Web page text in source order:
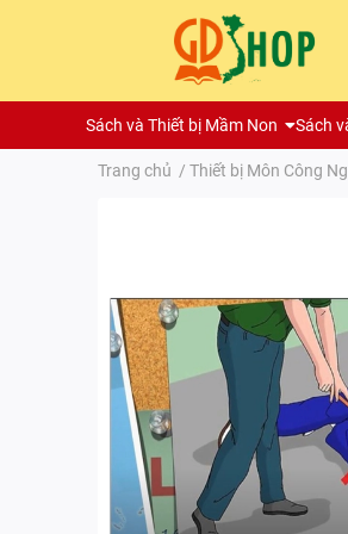
Sách và Thiết bị Mầm Non Sách
Trang chủ / Thiết bị Môn Công